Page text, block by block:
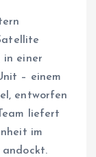
in einer
– einem
entworfen
liefert
im
andockt.